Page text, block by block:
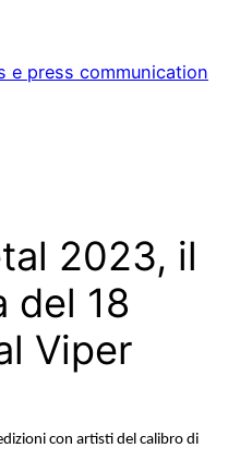
e press communication
2023, il
del 18
Viper
con artisti del calibro di